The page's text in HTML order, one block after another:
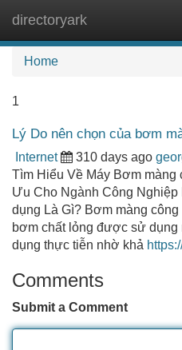
directoryark
Home
1
Lý Do nên chọn của bơm
Internet 310 days ago
Tìm Hiểu Về Máy Bơm màng
Ưu Cho Ngành Công Nghiệp
dụng Là Gì? Bơm màng
bơm chất lỏng được sử dụng
dụng thực tiễn nhờ khả
Comments
Submit a Comment